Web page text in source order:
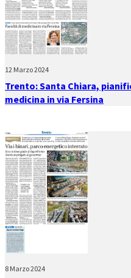
12 Marzo 2024
Trento: Santa Chiara,
medicina in via Fersina
8 Marzo 2024